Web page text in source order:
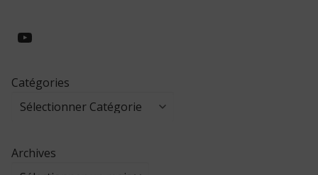
https://www.youtube.com/
Catégories
Archives